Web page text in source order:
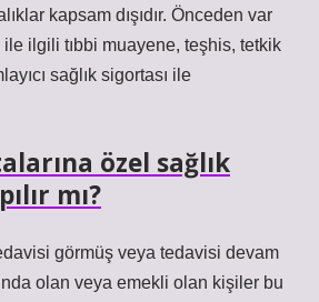
kapsam dışıdır. Önceden var
ile ilgili tıbbi muayene, teşhis, tetkik
sağlık sigortası ile
özel sağlık
mı?
görmüş veya tedavisi devam
olan veya emekli olan kişiler bu